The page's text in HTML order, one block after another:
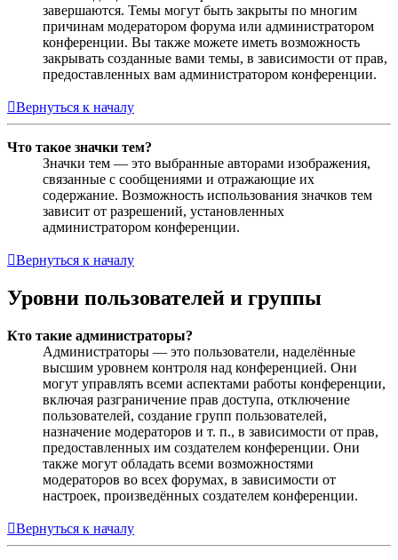
завершаются. Темы могут быть закрыты по многим
причинам модератором форума или администратором
конференции. Вы также можете иметь возможность
закрывать созданные вами темы, в зависимости от прав,
предоставленных вам администратором конференции.
Вернуться к началу
Что такое значки тем?
Значки тем — это выбранные авторами изображения,
связанные с сообщениями и отражающие их
содержание. Возможность использования значков тем
зависит от разрешений, установленных
администратором конференции.
Вернуться к началу
Уровни пользователей и группы
Кто такие администраторы?
Администраторы — это пользователи, наделённые
высшим уровнем контроля над конференцией. Они
могут управлять всеми аспектами работы конференции,
включая разграничение прав доступа, отключение
пользователей, создание групп пользователей,
назначение модераторов и т. п., в зависимости от прав,
предоставленных им создателем конференции. Они
также могут обладать всеми возможностями
модераторов во всех форумах, в зависимости от
настроек, произведённых создателем конференции.
Вернуться к началу